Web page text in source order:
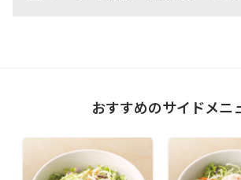
おすすめのサイドメニ